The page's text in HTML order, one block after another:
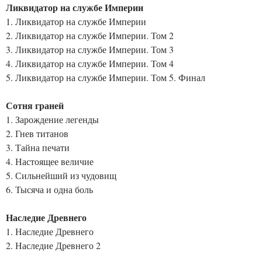
Ликвидатор на службе Империи
1. Ликвидатор на службе Империи
2. Ликвидатор на службе Империи. Том 2
3. Ликвидатор на службе Империи. Том 3
4. Ликвидатор на службе Империи. Том 4
5. Ликвидатор на службе Империи. Том 5. Финал
Сотня граней
1. Зарождение легенды
2. Гнев титанов
3. Тайна печати
4. Настоящее величие
5. Сильнейший из чудовищ
6. Тысяча и одна боль
Наследие Древнего
1. Наследие Древнего
2. Наследие Древнего 2